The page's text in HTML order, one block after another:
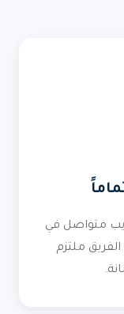
متواصل في
ملتزم